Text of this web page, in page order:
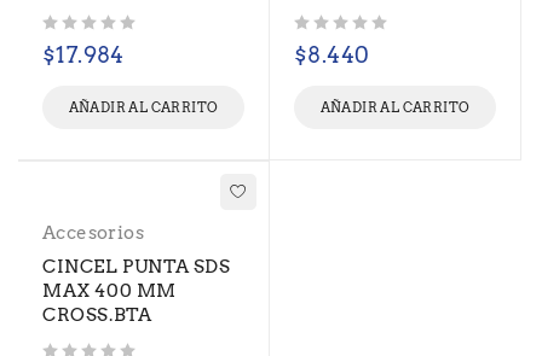
$17.984
AÑADIR AL CARRITO
$8.440
AÑADIR AL CARRITO
Accesorios
CINCEL PUNTA SDS
MAX 400 MM
CROSS.BTA